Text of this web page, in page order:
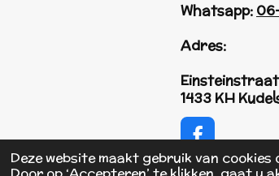
Deze website maakt gebruik van
Whatsapp:
Adres:
Einsteinstraat
1433 KH
F
a
c
© 2017 - 2026